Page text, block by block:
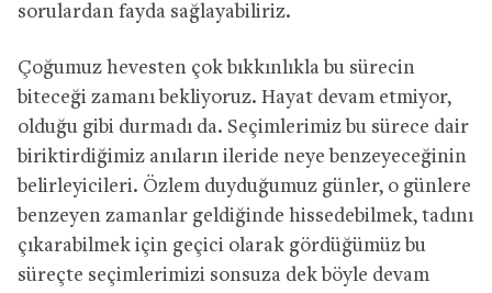
sorulardan fayda sağlayabiliriz.
Çoğumuz hevesten çok bıkkınlıkla bu sürecin
biteceği zamanı bekliyoruz. Hayat devam etmiyor,
olduğu gibi durmadı da. Seçimlerimiz bu sürece dair
biriktirdiğimiz anıların ileride neye benzeyeceğinin
belirleyicileri. Özlem duyduğumuz günler, o günlere
benzeyen zamanlar geldiğinde hissedebilmek, tadını
çıkarabilmek için geçici olarak gördüğümüz bu
süreçte seçimlerimizi sonsuza dek böyle devam